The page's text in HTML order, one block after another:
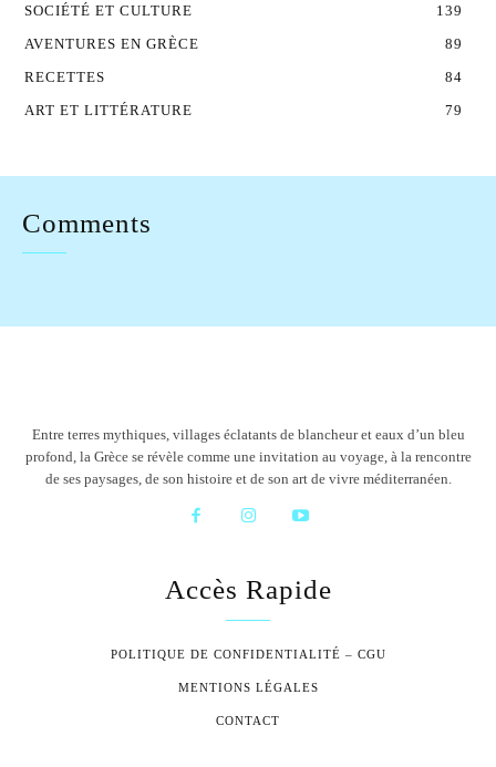
SOCIÉTÉ ET CULTURE
139
AVENTURES EN GRÈCE
89
RECETTES
84
ART ET LITTÉRATURE
79
Comments
Entre terres mythiques, villages éclatants de blancheur et eaux d’un bleu
profond, la Grèce se révèle comme une invitation au voyage, à la rencontre
de ses paysages, de son histoire et de son art de vivre méditerranéen.
Accès Rapide
POLITIQUE DE CONFIDENTIALITÉ – CGU
MENTIONS LÉGALES
CONTACT